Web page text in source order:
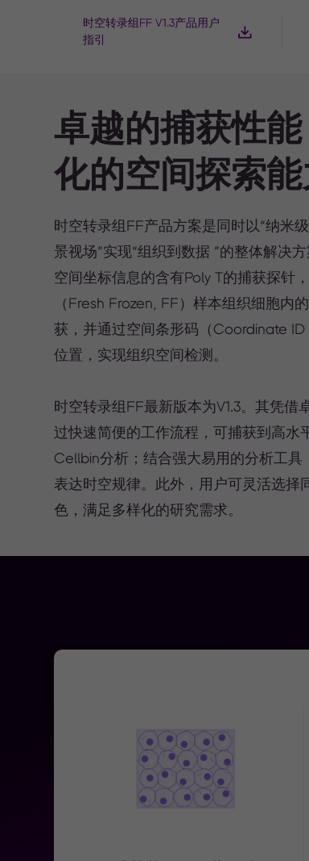
时空转录组FF V1.3产品用户
指引
卓越的捕获性能
化的空间探索能
时空转录组FF产品方案是同时以“纳米
景视场”实现“组织到数据 ”的整体解决
空间坐标信息的含有Poly T的捕获探针
（Fresh Frozen, FF）样本组织细胞内
获，并通过空间条形码（Coordinate ID
位置，实现组织空间检测。
时空转录组FF最新版本为V1.3。其凭借
过快速简便的工作流程，可捕获到高水
Cellbin分析；结合强大易用的分析工具
表达时空规律。此外，用户可灵活选择
色，满足多样化的研究需求。